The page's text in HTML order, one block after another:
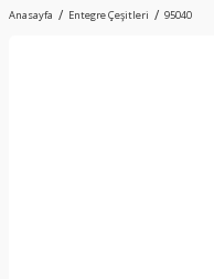
Anasayfa Entegre Çeşitleri 95040